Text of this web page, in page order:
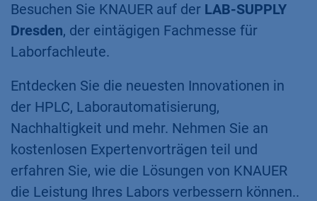
Besuchen Sie KNAUER auf der LAB-SUPPLY
Dresden, der eintägigen Fachmesse für
Laborfachleute.
Entdecken Sie die neuesten Innovationen in
der HPLC, Laborautomatisierung,
Nachhaltigkeit und mehr. Nehmen Sie an
kostenlosen Expertenvorträgen teil und
erfahren Sie, wie die Lösungen von KNAUER
die Leistung Ihres Labors verbessern können..